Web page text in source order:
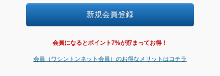
会員になるとポイント7%が貯まってお得！
会員（ワシントンネット会員）のお得なメリットはコチラ